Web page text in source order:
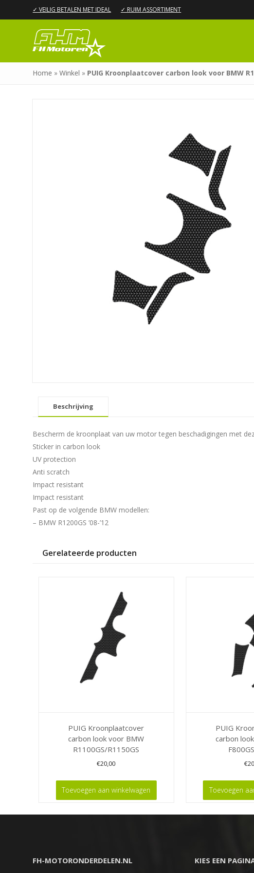
✓ VEILIG BETALEN MET IDEAL ✓ RUIM ASSORTIMENT
Home »Winkel » PUIG Kroonplaatcover carbon look voor BMW
Beschrijving
Bescherm de kroonplaat van uw motor tegen beschadigingen met
Sticker in carbon look
UV protection
Anti scratch
Impact resistant
Impact resistant
Past op de volgende BMW modellen:
– BMW R1200GS ’08-’12
Gerelateerde producten
PUIG Kroonplaatcover
carbon look voor BMW
R1100GS/R1150GS
€20,00
Toevoegen aan winkelwagen
PUIG
carbon
€
Toevoegen
FH-MOTORONDERDELEN.NL KIES EEN